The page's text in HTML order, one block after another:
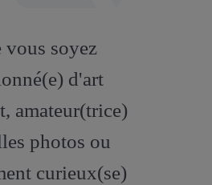
artstation
vous soyez
d'art
amateur(trice)
photos ou
curieux(se)